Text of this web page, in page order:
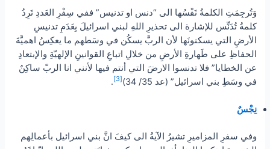
وَتُرجِمَتِ الكلمةُ نَفْسُها الى “دنس او تدنيس” ففي سِفْرِ العَددِ تَرِدُ
كلمةُ تُدَنِّس للإشارة الى تحذيرِ اللهِ لبني اسرائيلَ بِعَدَمِ تدنيسِ
الأرضِ التي يسكنونَها لأن الربَّ يسكُن في وسَطهم ما يعكِسُ اهميَّةَ
الحفاظِ على طَهارةِ الأرضِ من خلالِ اتباعِ القوانينِ الإلهيّةِ والإبتعادِ
عن الخطايا” فلا تدنسوا الارضَ التي أنتم فيها لأنني انا الربّ ساكِنٌ
في وسَطِ بني اسرائيل” (عد 35/ 34)
[3]
.
نِجْسٌ
وفي سفرِ المزاميرِ تشيرُ الآيةُ الى كيفَ انَّ بني اسرائيل بأعمالِهم